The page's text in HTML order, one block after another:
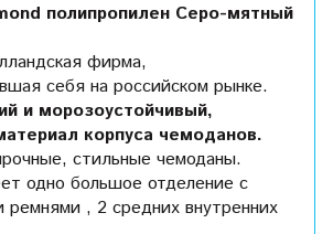
полипропилен Серо-мятный
фирма,
себя на российском рынке.
и морозоустойчивый,
корпуса чемоданов.
стильные чемоданы.
одно большое отделение с
, 2 средних внутренних